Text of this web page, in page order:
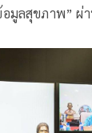
มูลสุขภาพ” ผ่